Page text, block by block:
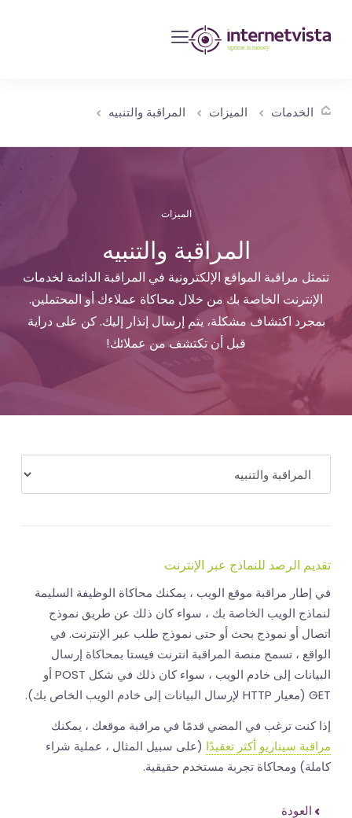
مراقبة
-
مراقبة
مواقع
طول
مدة
التشغيل
هو
المال
الخدمات الميزات المراقبة والتنبيه
الميزات
المراقبة والتنبيه
تتمثل مراقبة المواقع الإلكترونية في المراقبة الدائمة لخدمات
الإنترنت الخاصة بك من خلال محاكاة عملاءك أو المحتملين.
بمجرد اكتشاف مشكلة، يتم إرسال إنذار إليك. كن على دراية
قبل أن تكتشف من عملائك!
تقديم الرصد للنماذج عبر الإنترنت
في إطار مراقبة موقع الويب ، يمكنك محاكاة الوظيفة السليمة
لنماذج الويب الخاصة بك ، سواء كان ذلك عن طريق نموذج
اتصال أو نموذج بحث أو حتى نموذج طلب عبر الإنترنت. في
الواقع ، تسمح منصة المراقبة انترنت فيستا بمحاكاة إرسال
البيانات إلى خادم الويب ، سواء كان ذلك في شكل POST أو
GET (معيار HTTP لإرسال البيانات إلى خادم الويب الخاص بك).
إذا كنت ترغب في المضي قدمًا في مراقبة موقعك ، يمكنك
مراقبة سيناريو أكثر تعقيدًا (على سبيل المثال ، عملية شراء
كاملة) ومحاكاة تجربة مستخدم حقيقية.
العودة